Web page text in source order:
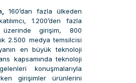
160’dan fazla ülkeden
1.200’den fazla
üzerinde girişim, 800
2.500 medya temsilcisi
en büyük teknoloji
kapsamında teknoloji
konuşmalarıyla
girişimler ürünlerini